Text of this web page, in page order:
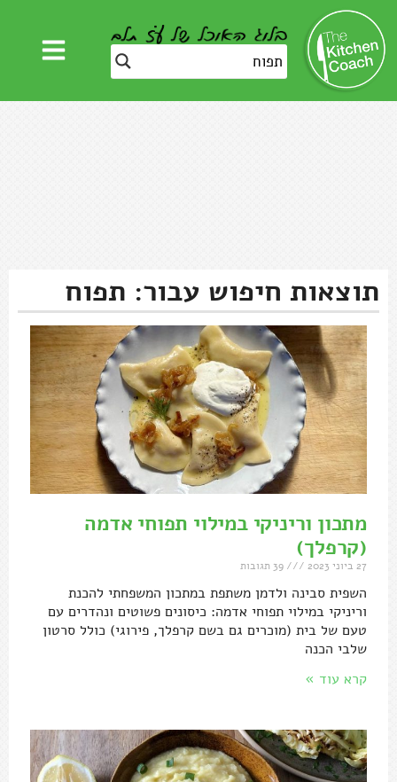
תוצאות חיפוש עבור: תפוח
מתכון וריניקי במילוי תפוחי אדמה
(קרפלך)
27 ביוני 2023
השפית סבינה ולדמן משתפת במתכון המשפחתי להכנת
וריניקי במילוי תפוחי אדמה: כיסונים פשוטים ונהדרים עם
טעם של בית (מוכרים גם בשם קרפלך, פירוגי) כולל סרטון
שלבי הכנה
קרא עוד »